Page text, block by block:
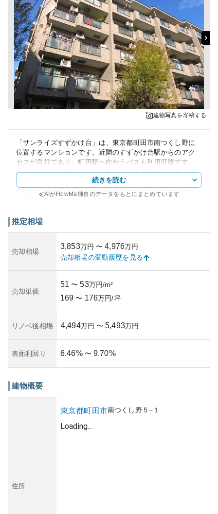
建物写真を寄稿する
「サンライズすずかけ台」は、東京都町田市南つくし野に
位置するマンションです。近隣のすずかけ台駅からのアク
セスが良好であり、町田駅へ向かうバスも利用可能です。
駅周辺は日中は静かですが、朝夕には人で賑わいます。周
辺環境としては、閑散とした駅前とは対照的に、コンビニ
や他の生活必需品を揃える商業施設もあり、生活の利便性
んでしたが、この地域のマンションは都市部へのアクセス
としては、周辺開発や環境変化による物件価値の変動が考
えられるでしょう。築年数や細かい物件の状態についての
情報は限られているため、購入前には直接訪問して確認す
続きを読む
AIがHowMa独自のデータをもとにまとめています
推定相場
売却相場
3,853万円 〜 4,976万円
売却相場の変動履歴を見る
売却単価
51 〜 53万円/m²
169 〜 176万円/坪
リノベ後相場 4,494万円 〜 5,493万円
表面利回り 6.46% 〜 9.70%
建物概要
住所
東京都町田市南つくし野５−１
Loading...